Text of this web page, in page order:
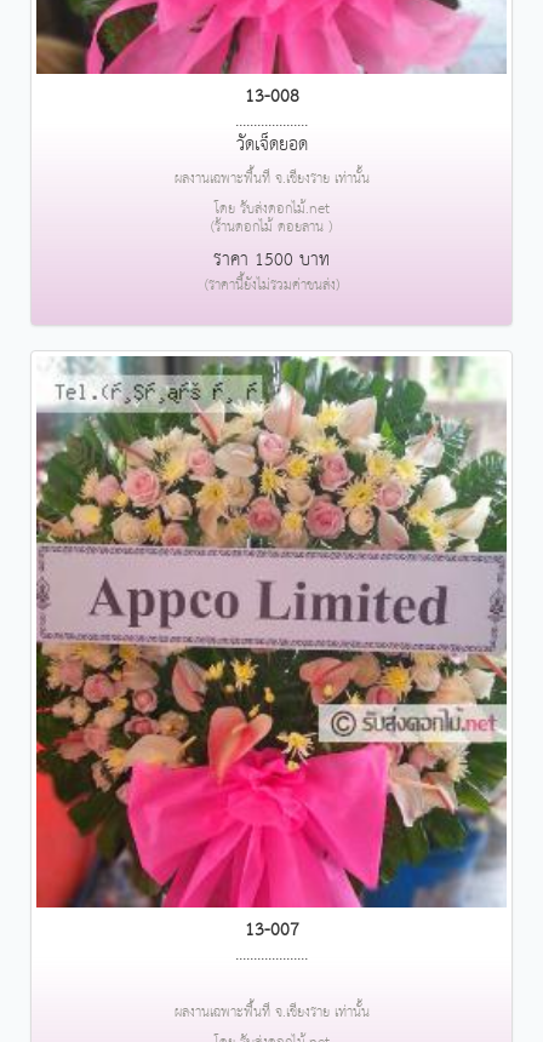
13-008
....................
วัดเจ็ดยอด
ผลงานเฉพาะพื้นที่ จ.เชียงราย เท่านั้น
โดย รับส่งดอกไม้.net
(ร้านดอกไม้ ดอยลาน )
ราคา 1500 บาท
(ราคานี้ยังไม่รวมค่าขนส่ง)
13-007
....................
ผลงานเฉพาะพื้นที่ จ.เชียงราย เท่านั้น